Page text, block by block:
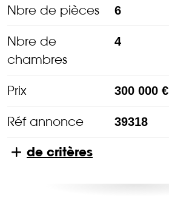
Nbre de pièces 6
Nbre de
chambres
4
Prix 300 000 €
Réf annonce 39318
de critères